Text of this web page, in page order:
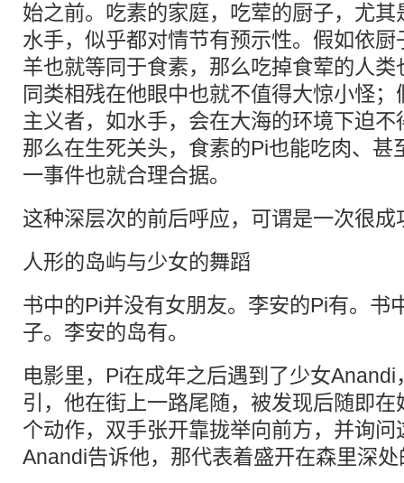
始之前。吃素的家庭，吃荤的厨子，尤其
水手，似乎都对情节有预示性。假如依
羊也就等同于食素，那么吃掉食荤的人
同类相残在他眼中也就不值得大惊小怪
主义者，如水手，会在大海的环境下迫
那么在生死关头，食素的Pi也能吃肉、甚
一事件也就合理合据。
这种深层次的前后呼应，可谓是一次很成
人形的岛屿与少女的舞蹈
书中的Pi并没有女朋友。李安的Pi有。书
子。李安的岛有。
电影里，Pi在成年之后遇到了少女
引，他在街上一路尾随，被发现后随即
个动作，双手张开靠拢举向前方，并询
Anandi告诉他，那代表着盛开在森里深